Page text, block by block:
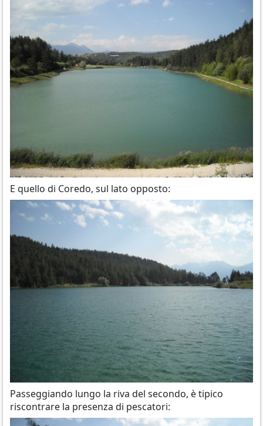
E quello di Coredo, sul lato opposto:
Passeggiando lungo la riva del secondo, è tipico
riscontrare la presenza di pescatori: